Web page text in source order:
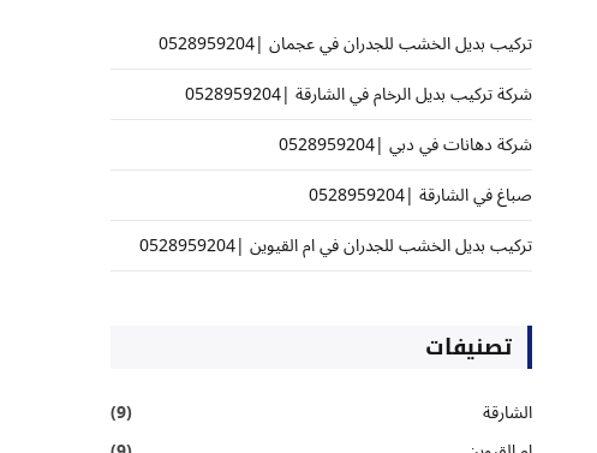
تركيب بديل الخشب للجدران في عجمان |0528959204
شركة تركيب بديل الرخام في الشارقة |0528959204
شركة دهانات في دبي |0528959204
صباغ في الشارقة |0528959204
تركيب بديل الخشب للجدران في ام القيوين |0528959204
تصنيفات
الشارقة
(9)